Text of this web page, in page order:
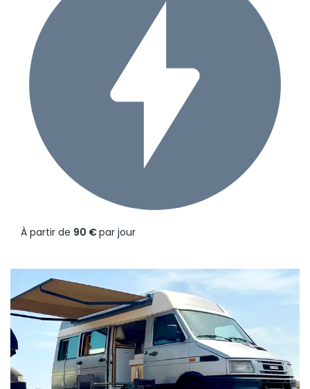
À partir de 90 €par jour